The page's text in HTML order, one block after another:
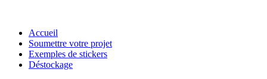
Accueil
Soumettre votre projet
Exemples de stickers
Déstockage